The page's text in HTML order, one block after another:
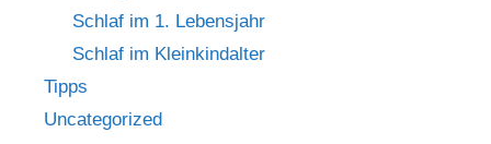
Schlaf im 1. Lebensjahr
Schlaf im Kleinkindalter
Tipps
Uncategorized